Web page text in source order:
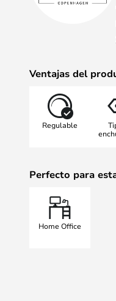
Ventajas del
Regulable
Perfecto para
Home Office